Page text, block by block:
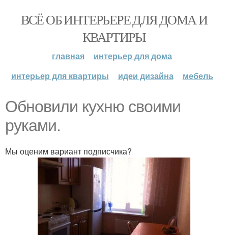
ВСЁ ОБ ИНТЕРЬЕРЕ ДЛЯ ДОМА И
КВАРТИРЫ
главная
интерьер для дома
интерьер для квартиры
идеи дизайна мебель
Обновили кухню своими
руками.
Мы оценим вариант подписчика?